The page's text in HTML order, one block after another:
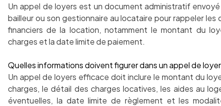
Un appel de loyers est un document administratif
bailleur ou son gestionnaire au locataire pour rappeler les
financiers de la location, notamment le montant du
charges et la date limite de paiement.
Quelles informations doivent figurer dans un appel de
Un appel de loyers efficace doit inclure le montant du
charges, le détail des charges locatives, les aides au
éventuelles, la date limite de règlement et les